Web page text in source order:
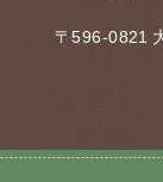
〒596-0821